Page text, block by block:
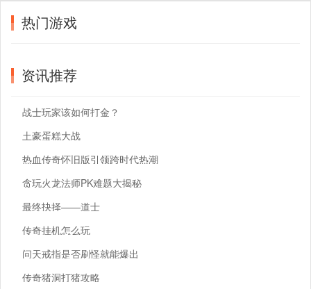
热门游戏
资讯推荐
战士玩家该如何打金？
土豪蛋糕大战
热血传奇怀旧版引领跨时代热潮
贪玩火龙法师PK难题大揭秘
最终抉择——道士
传奇挂机怎么玩
问天戒指是否刷怪就能爆出
传奇猪洞打猪攻略